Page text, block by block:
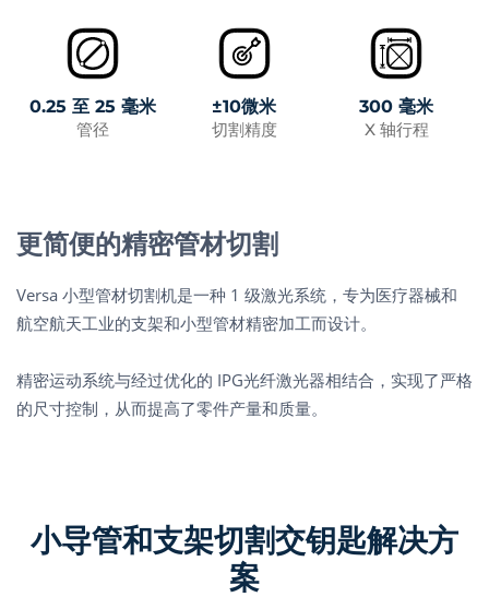
0.25 至 25 毫米
管径
±10微米
切割精度
300 毫米
X 轴行程
更简便的精密管材切割
Versa 小型管材切割机是一种 1 级激光系统，专为医疗器械和
航空航天工业的支架和小型管材精密加工而设计。
精密运动系统与经过优化的 IPG光纤激光器相结合，实现了严格
的尺寸控制，从而提高了零件产量和质量。
小导管和支架切割交钥匙解决方
案